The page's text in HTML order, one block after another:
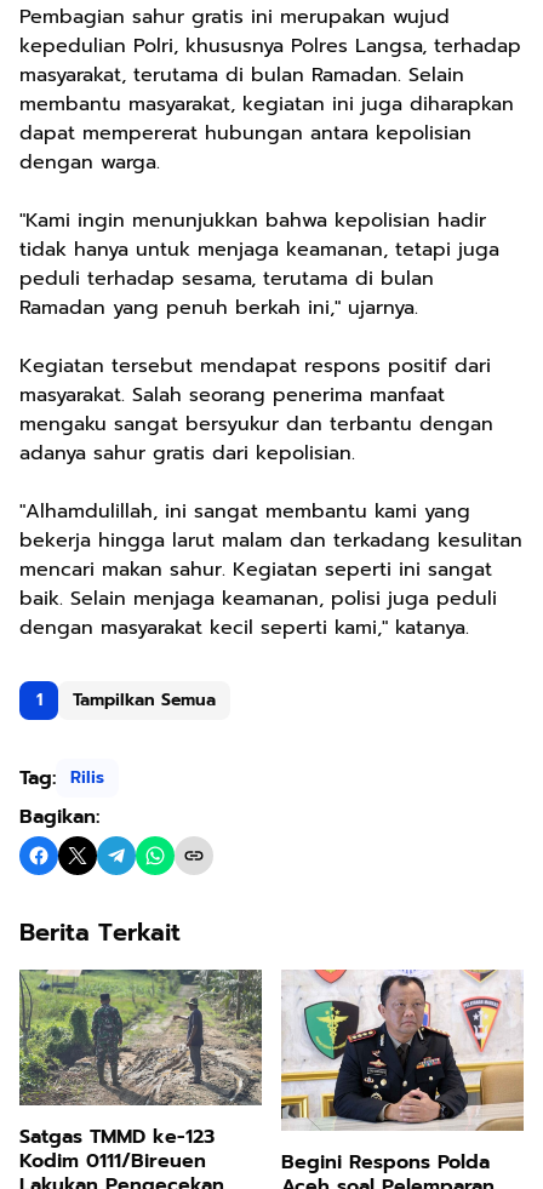
Pembagian sahur gratis ini merupakan wujud
kepedulian Polri, khususnya Polres Langsa, terhadap
masyarakat, terutama di bulan Ramadan. Selain
membantu masyarakat, kegiatan ini juga diharapkan
dapat mempererat hubungan antara kepolisian
dengan warga.
"Kami ingin menunjukkan bahwa kepolisian hadir
tidak hanya untuk menjaga keamanan, tetapi juga
peduli terhadap sesama, terutama di bulan
Ramadan yang penuh berkah ini," ujarnya.
Kegiatan tersebut mendapat respons positif dari
masyarakat. Salah seorang penerima manfaat
mengaku sangat bersyukur dan terbantu dengan
adanya sahur gratis dari kepolisian.
"Alhamdulillah, ini sangat membantu kami yang
bekerja hingga larut malam dan terkadang kesulitan
mencari makan sahur. Kegiatan seperti ini sangat
baik. Selain menjaga keamanan, polisi juga peduli
dengan masyarakat kecil seperti kami," katanya.
1 Tampilkan Semua
Tag: Rilis
Bagikan:
Berita Terkait
Satgas TMMD ke-123
Kodim 0111/Bireuen
Begini Respons Polda